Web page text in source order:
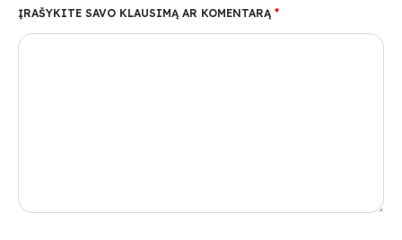
ĮRAŠYKITE SAVO KLAUSIMĄ AR KOMENTARĄ *